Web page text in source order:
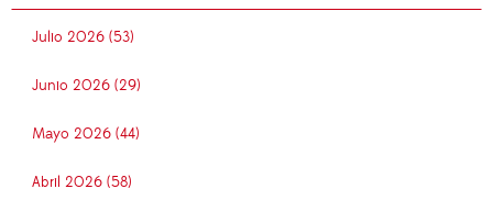
Julio 2026 (53)
Junio 2026 (29)
Mayo 2026 (44)
Abril 2026 (58)